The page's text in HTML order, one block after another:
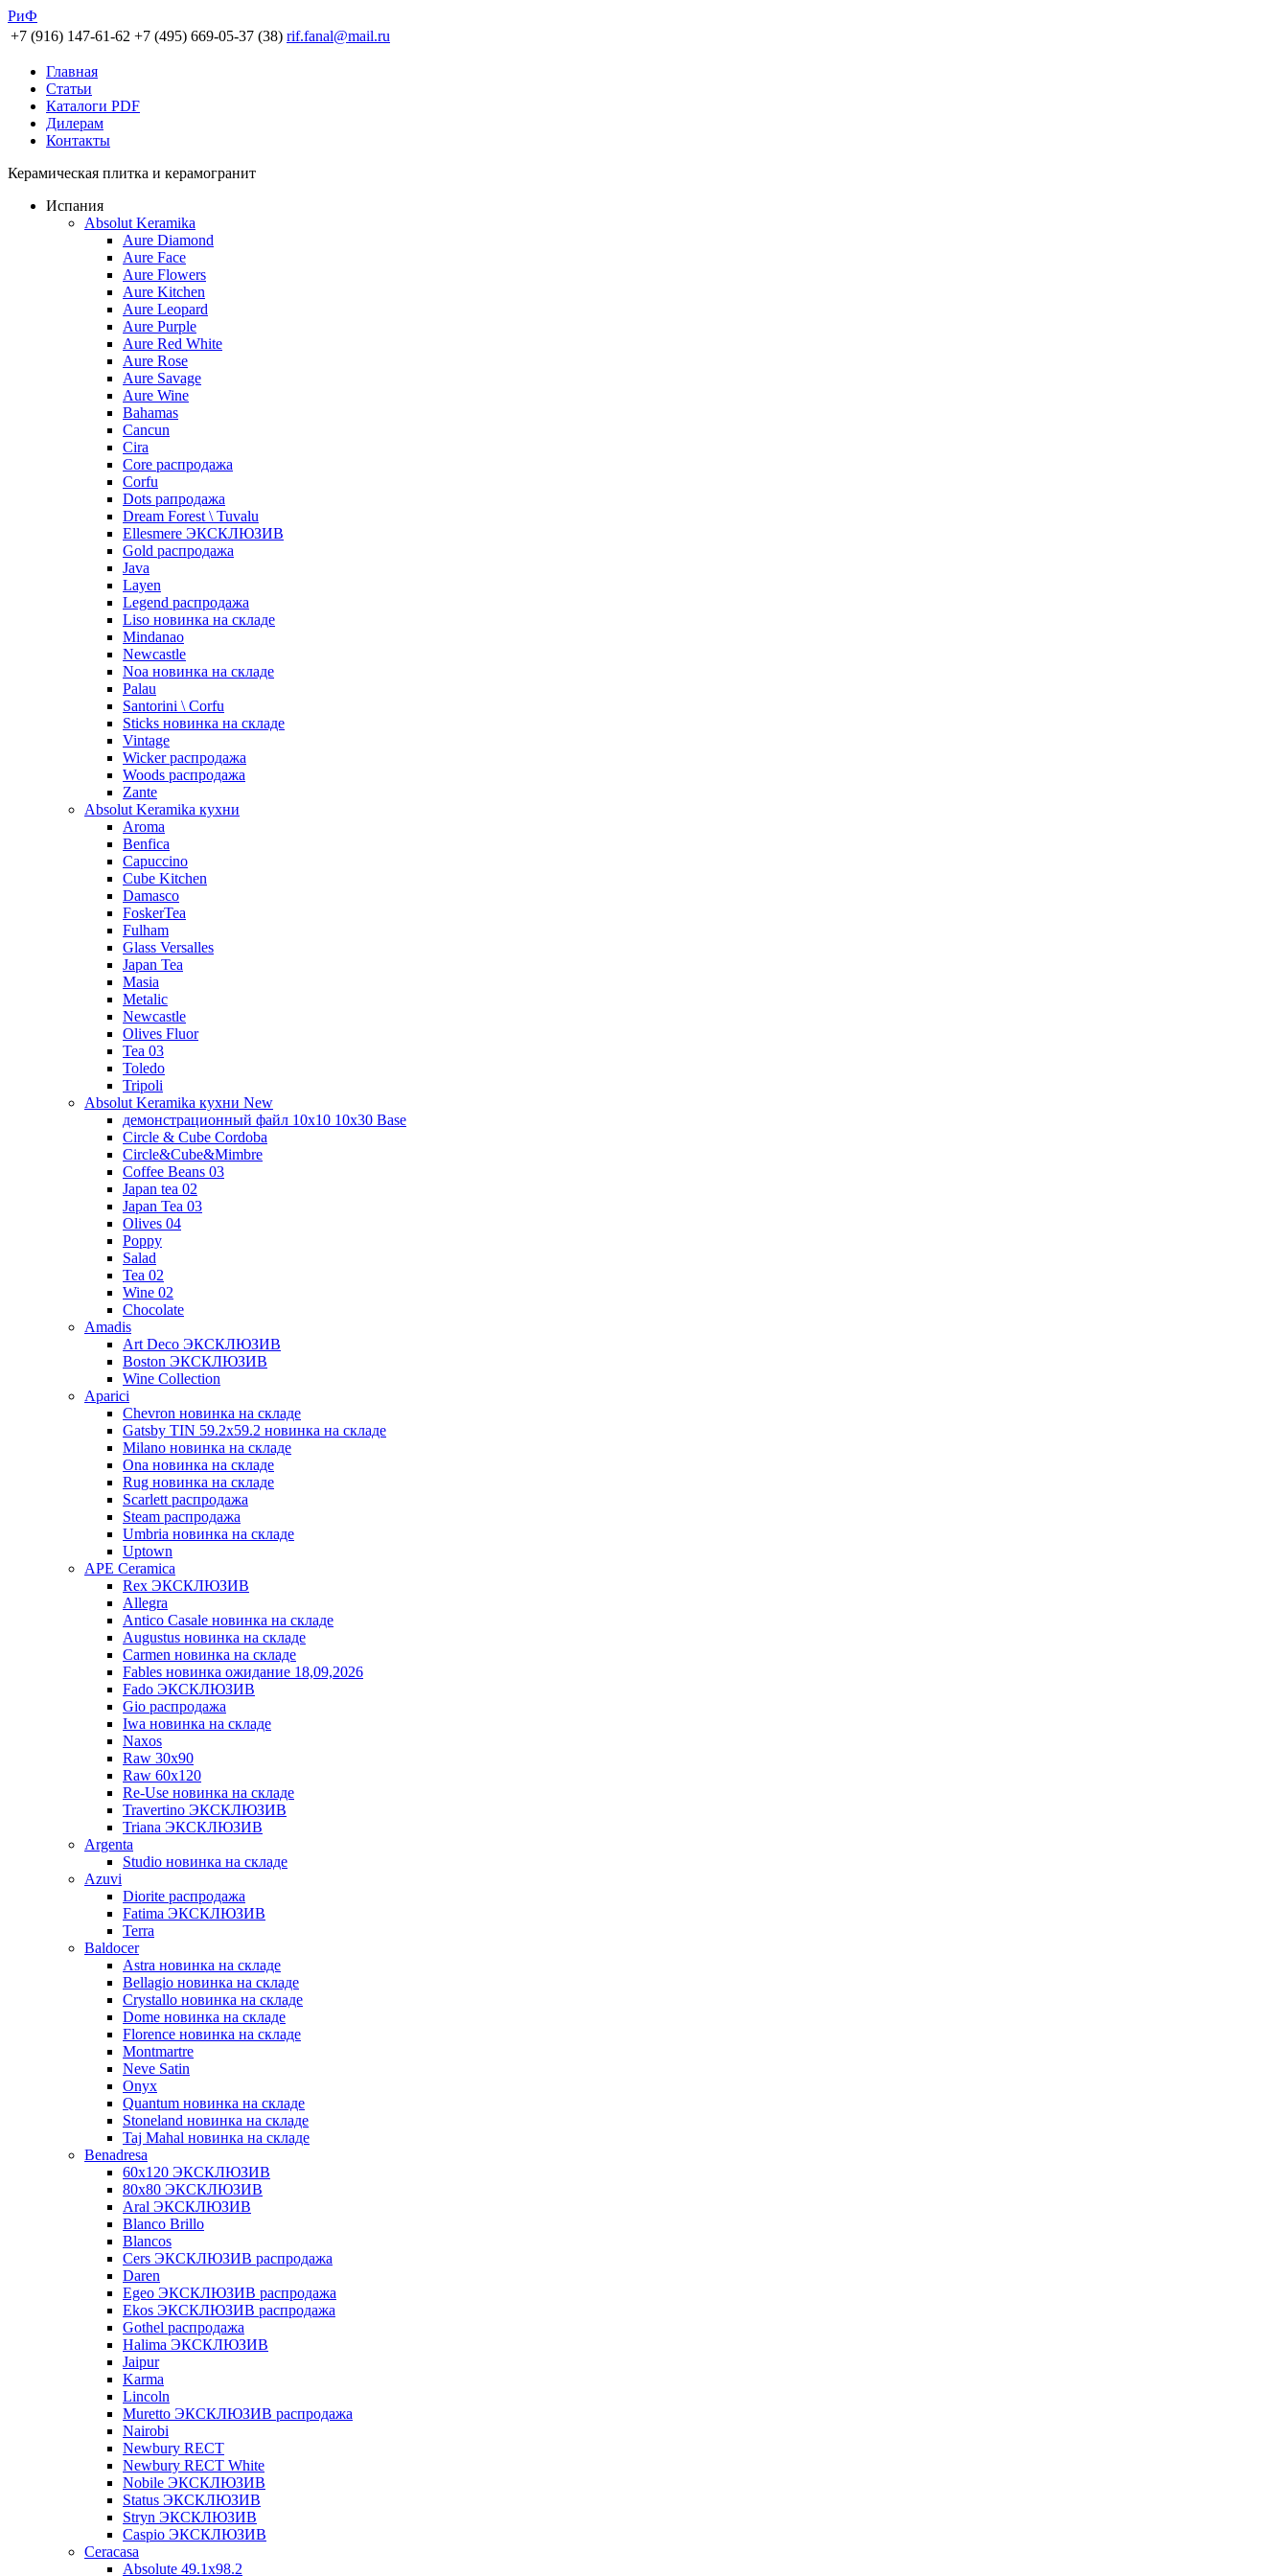
РиФ
+7 (916) 147-61-62 +7 (495) 669-05-37 (38) rif.fanal@mail.ru
Главная
Статьи
Каталоги PDF
Дилерам
Контакты
Керамическая плитка и керамогранит
Испания
Absolut Keramika
Aure Diamond
Aure Face
Aure Flowers
Aure Kitchen
Aure Leopard
Aure Purple
Aure Red White
Aure Rose
Aure Savage
Aure Wine
Bahamas
Cancun
Cira
Core распродажа
Corfu
Dots рапродажа
Dream Forest \ Tuvalu
Ellesmere ЭКСКЛЮЗИВ
Gold распродажа
Java
Layen
Legend распродажа
Liso новинка на складе
Mindanao
Newcastle
Noa новинка на складе
Palau
Santorini \ Corfu
Sticks новинка на складе
Vintage
Wicker распродажа
Woods распродажа
Zante
Absolut Keramika кухни
Aroma
Benfica
Capuccino
Cube Kitchen
Damasco
FoskerTea
Fulham
Glass Versalles
Japan Tea
Masia
Metalic
Newcastle
Olives Fluor
Tea 03
Toledo
Tripoli
Absolut Keramika кухни New
демонстрационный файл 10x10 10x30 Base
Circle & Cube Cordoba
Circle&Cube&Mimbre
Coffee Beans 03
Japan tea 02
Japan Tea 03
Olives 04
Poppy
Salad
Tea 02
Wine 02
Chocolate
Amadis
Art Deco ЭКСКЛЮЗИВ
Boston ЭКСКЛЮЗИВ
Wine Collection
Aparici
Chevron новинка на складе
Gatsby TIN 59.2x59.2 новинка на складе
Milano новинка на складе
Ona новинка на складе
Rug новинка на складе
Scarlett распродажа
Steam распродажа
Umbria новинка на складе
Uptown
APE Ceramica
Rex ЭКСКЛЮЗИВ
Allegra
Antico Casale новинка на складе
Augustus новинка на складе
Carmen новинка на складе
Fables новинка ожидание 18,09,2026
Fado ЭКСКЛЮЗИВ
Gio распродажа
Iwa новинка на складе
Naxos
Raw 30x90
Raw 60х120
Re-Use новинка на складе
Travertino ЭКСКЛЮЗИВ
Triana ЭКСКЛЮЗИВ
Argenta
Studio новинка на складе
Azuvi
Diorite распродажа
Fatima ЭКСКЛЮЗИВ
Terra
Baldoсer
Astra новинка на складе
Bellagio новинка на складе
Crystallo новинка на складе
Dome новинка на складе
Florence новинка на складе
Montmartre
Neve Satin
Onyx
Quantum новинка на складе
Stoneland новинка на складе
Taj Mahal новинка на складе
Benadresa
60х120 ЭКСКЛЮЗИВ
80х80 ЭКСКЛЮЗИВ
Aral ЭКСКЛЮЗИВ
Blanco Brillo
Blancos
Cers ЭКСКЛЮЗИВ распродажа
Daren
Egeo ЭКСКЛЮЗИВ распродажа
Ekos ЭКСКЛЮЗИВ распродажа
Gothel распродажа
Halima ЭКСКЛЮЗИВ
Jaipur
Karma
Lincoln
Muretto ЭКСКЛЮЗИВ распродажа
Nairobi
Newbury RECT
Newbury RECT White
Nobile ЭКСКЛЮЗИВ
Status ЭКСКЛЮЗИВ
Stryn ЭКСКЛЮЗИВ
Сaspio ЭКСКЛЮЗИВ
Ceracasa
Absolute 49.1x98.2